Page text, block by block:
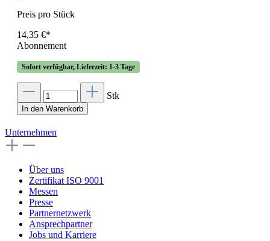
Preis pro Stück
14,35 €*
Abonnement
Sofort verfügbar, Lieferzeit: 1-3 Tage
Stk
In den Warenkorb
Unternehmen
Über uns
Zertifikat ISO 9001
Messen
Presse
Partnernetzwerk
Ansprechpartner
Jobs und Karriere